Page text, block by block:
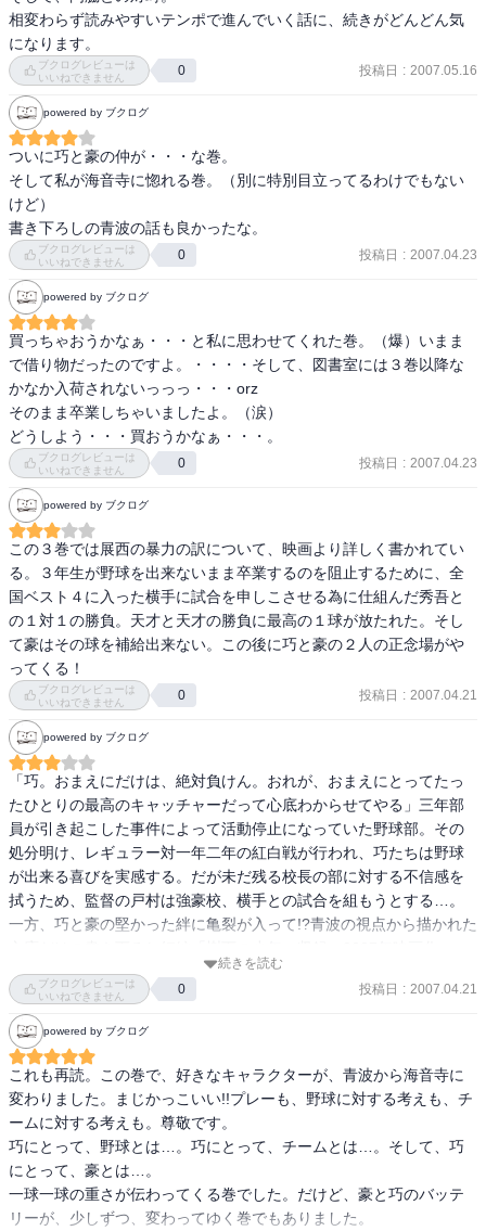
相変わらず読みやすいテンポで進んでいく話に、続きがどんどん気
になります。
ブクログレビューは
いいねできません
0 投稿日 : 2007.05.16
powered by ブクログ
ついに巧と豪の仲が・・・な巻。
そして私が海音寺に惚れる巻。（別に特別目立ってるわけでもない
けど）
ブクログレビューは
いいねできません
0 投稿日 : 2007.04.23
powered by ブクログ
買っちゃおうかなぁ・・・と私に思わせてくれた巻。（爆）いまま
で借り物だったのですよ。・・・・そして、図書室には３巻以降な
かなか入荷されないっっっ・・・orz
そのまま卒業しちゃいましたよ。（涙）
どうしよう・・・買おうかなぁ・・・。
ブクログレビューは
いいねできません
0 投稿日 : 2007.04.23
powered by ブクログ
この３巻では展西の暴力の訳について、映画より詳しく書かれてい
る。３年生が野球を出来ないまま卒業するのを阻止するために、全
国ベスト４に入った横手に試合を申しこさせる為に仕組んだ秀吾と
の１対１の勝負。天才と天才の勝負に最高の１球が放たれた。そし
て豪はその球を補給出来ない。この後に巧と豪の２人の正念場がや
ってくる！
ブクログレビューは
いいねできません
0 投稿日 : 2007.04.21
powered by ブクログ
「巧。おまえにだけは、絶対負けん。おれが、おまえにとってたっ
たひとりの最高のキャッチャーだって心底わからせてやる」三年部
員が引き起こした事件によって活動停止になっていた野球部。その
処分明け、レギュラー対一年二年の紅白戦が行われ、巧たちは野球
が出来る喜びを実感する。だが未だ残る校長の部に対する不信感を
拭うため、監督の戸村は強豪校、横手との試合を組もうとする…。
一方、巧と豪の堅かった絆に亀裂が入って!?青波の視点から描かれた
続きを読む
ブクログレビューは
いいねできません
0 投稿日 : 2007.04.21
powered by ブクログ
これも再読。この巻で、好きなキャラクターが、青波から海音寺に
変わりました。まじかっこいい!!プレーも、野球に対する考えも、チ
ームに対する考えも。尊敬です。
巧にとって、野球とは…。巧にとって、チームとは…。そして、巧
にとって、豪とは…。
一球一球の重さが伝わってくる巻でした。だけど、豪と巧のバッテ
リーが、少しずつ、変わってゆく巻でもありました。